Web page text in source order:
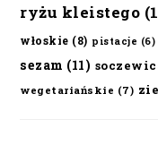
ryżu kleistego
włoskie (8) pistacje (6)
sezam (11)
wegetariańskie (7)